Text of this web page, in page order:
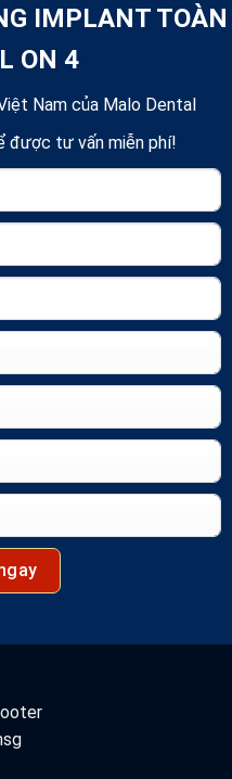
IMPLANT TOÀN
ON 4
Nam của Malo Dental
được tư vấn miễn phí!